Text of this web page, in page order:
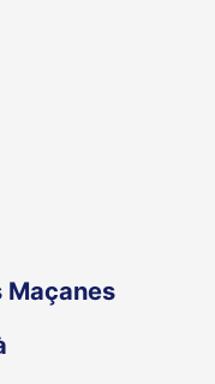
Maçanes